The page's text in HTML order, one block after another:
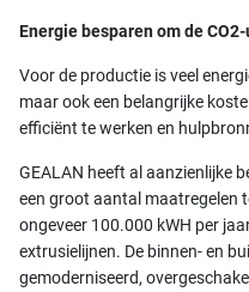
Energie besparen om de
Voor de productie is veel
maar ook een belangrijke
efficiënt te werken en
GEALAN heeft al aanzienlijke
een groot aantal maatregelen
ongeveer 100.000 kWH per
extrusielijnen. De binnen- en
gemoderniseerd,